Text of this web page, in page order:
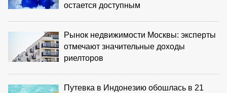
остается доступным
Рынок недвижимости Москвы: эксперты
отмечают значительные доходы
риелторов
Путевка в Индонезию обошлась в 21